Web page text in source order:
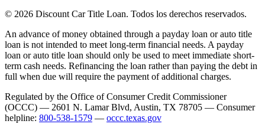
© 2026 Discount Car Title Loan. Todos los derechos reservados.
An advance of money obtained through a payday loan or auto title
loan is not intended to meet long-term financial needs. A payday
loan or auto title loan should only be used to meet immediate short-
term cash needs. Refinancing the loan rather than paying the debt in
full when due will require the payment of additional charges.
Regulated by the Office of Consumer Credit Commissioner
(OCCC) — 2601 N. Lamar Blvd, Austin, TX 78705 — Consumer
helpline: 800-538-1579 — occc.texas.gov